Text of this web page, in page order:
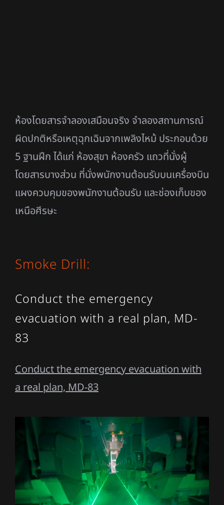
ห้องโดยสารจำลองเสมือนจริง จำลองสถานการณ์
ผิดปกติหรือเหตุฉุกเฉินจากเพลิงไหม้ ประกอบด้วย
5 ฐานฝึก ได้แก่ ห้องสุขา ห้องครัว แถวที่นั่งผู้
โดยสารบางส่วน ที่นั่งพนักงานต้อนรับบนเครื่องบิน
แผงควบคุมของพนักงานต้อนรับ และช่องเก็บของ
เหนือศีรษะ
Smoke Drill:
Conduct the emergency
evacuation with a real plan, MD-
83
Conduct the emergency evacuation with
a real plan, MD-83